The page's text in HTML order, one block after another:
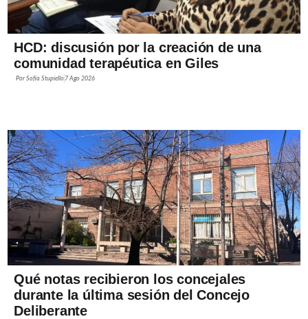
HCD: discusión por la creación de una
comunidad terapéutica en Giles
PorSofía Stupiello 7 Ago 2026
Qué notas recibieron los concejales
durante la última sesión del Concejo
Deliberante